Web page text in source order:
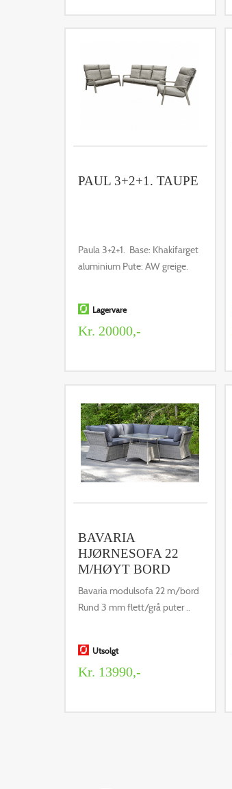
PAUL 3+2+1. TAUPE
Paula 3+2+1. Base: Khakifarget
aluminium Pute: AW greige.
Lagervare
Kr. 20000,-
BAVARIA
HJØRNESOFA 22
M/HØYT BORD
Bavaria modulsofa 22 m/bord
Rund 3 mm flett/grå puter ..
Utsolgt
Kr. 13990,-